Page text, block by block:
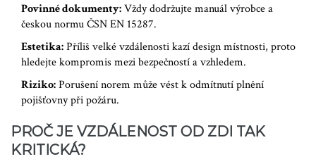
Povinné dokumenty:Vždy dodržujte manuál výrobce a
českou normu ČSN EN 15287.
Estetika:Příliš velké vzdálenosti kazí design místnosti, proto
hledejte kompromis mezi bezpečností a vzhledem.
Riziko:Porušení norem může vést k odmítnutí plnění
pojišťovny při požáru.
PROČ JE VZDÁLENOST OD ZDI TAK
KRITICKÁ?